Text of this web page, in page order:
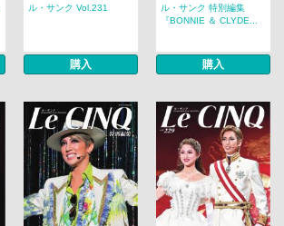
ル・サンク Vol.231
購入
ル・サンク 特別編集
『BONNIE ＆ CLYDE...
購入